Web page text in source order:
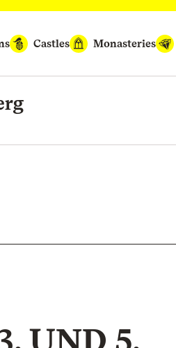
Castles Monasteries